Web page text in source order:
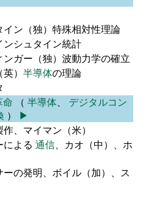
イン（独）特殊相対性理論
ンシュタイン統計
ンガー（独）波動力学の確立
） 半導体の理論
命 （ 半導体、 デジタルコン
） ▶
、マイマン（米）
による 通信、カオ（中）、ホ
ーの発明、ボイル（加）、ス